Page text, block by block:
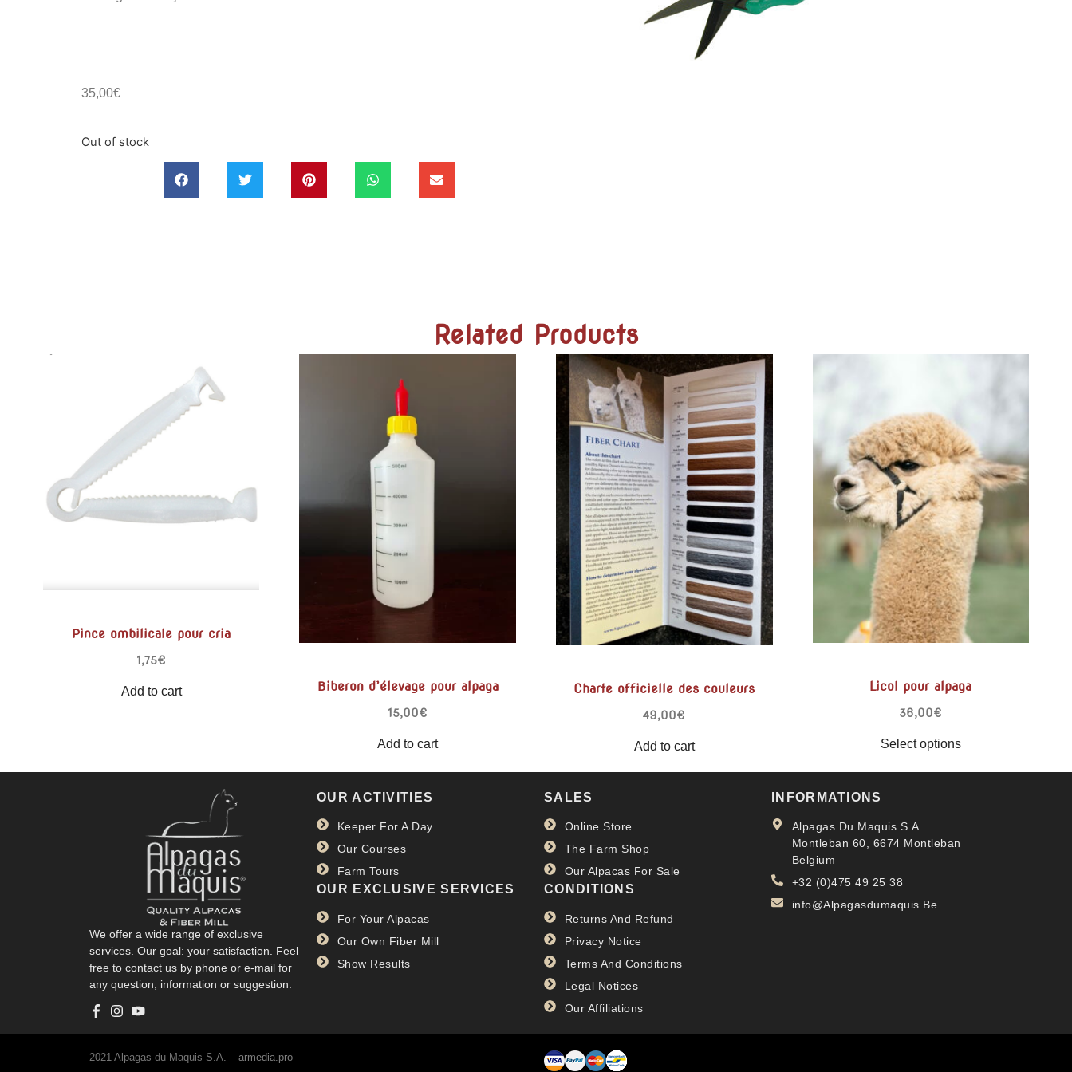
35,00€
Out of stock
Related Products
Pince ombilicale pour cria
1,75€
Add to cart Biberon d’élevage pour alpaga
15,00€
Add to cart
Charte officielle des couleurs
49,00€
Add to cart
Licol pour alpaga
36,00€
Select options
We offer a wide range of exclusive
services. Our goal: your satisfaction. Feel
free to contact us by phone or e-mail for
any question, information or suggestion.
OUR ACTIVITIES
Keeper For A Day
Our Courses
Farm Tours
OUR EXCLUSIVE SERVICES
For Your Alpacas
Our Own Fiber Mill
Show Results
SALES
Online Store
The Farm Shop
Our Alpacas For Sale
CONDITIONS
Returns And Refund
Privacy Notice
Terms And Conditions
Legal Notices
Our Affiliations
INFORMATIONS
Alpagas Du Maquis S.A.
Montleban 60, 6674 Montleban
Belgium
+32 (0)475 49 25 38
info@Alpagasdumaquis.Be
2021 Alpagas du Maquis S.A. – armedia.pro